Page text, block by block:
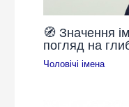
🧭 Значення
погляд на
Чоловічі імена